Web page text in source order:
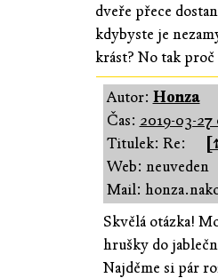
dveře přece
kdybyste je
krást? No tak proč
Autor: Honza
Čas: 2019-03-
Titulek: Re:
Web: neuveden
Mail:
Skvělá otázka!
hrušky do
Najděme si pár